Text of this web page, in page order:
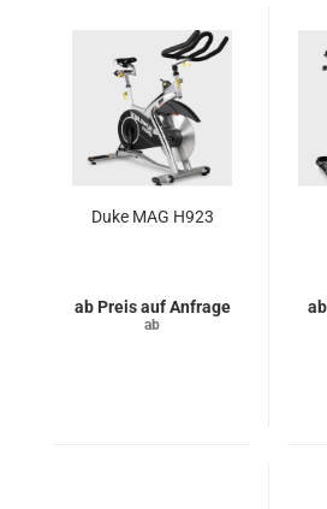
Duke MAG H923
Preis auf Anfrage